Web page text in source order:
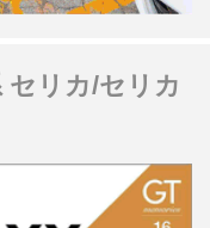
セリカ/セリカ